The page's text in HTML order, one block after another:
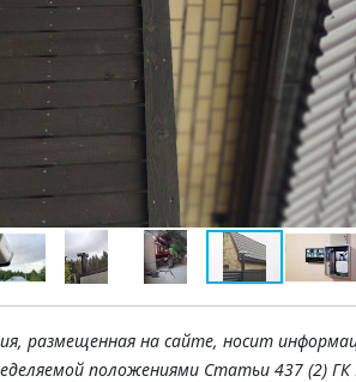
размещенная на сайте, носит
положениями Статьи 437 (2)